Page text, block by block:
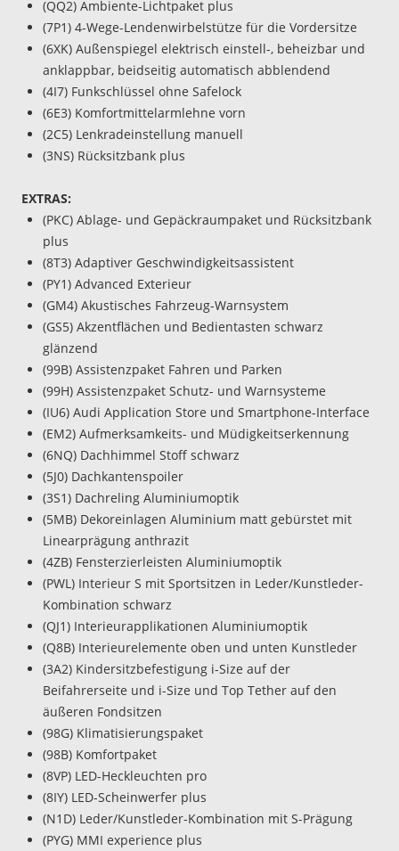
(QQ2) Ambiente-Lichtpaket plus
(7P1) 4-Wege-Lendenwirbelstütze für die Vordersitze
(6XK) Außenspiegel elektrisch einstell-, beheizbar und
anklappbar, beidseitig automatisch abblendend
(4I7) Funkschlüssel ohne Safelock
(6E3) Komfortmittelarmlehne vorn
(2C5) Lenkradeinstellung manuell
(3NS) Rücksitzbank plus
EXTRAS:
(PKC) Ablage- und Gepäckraumpaket und Rücksitzbank
plus
(8T3) Adaptiver Geschwindigkeitsassistent
(PY1) Advanced Exterieur
(GM4) Akustisches Fahrzeug-Warnsystem
(GS5) Akzentflächen und Bedientasten schwarz
glänzend
(99B) Assistenzpaket Fahren und Parken
(99H) Assistenzpaket Schutz- und Warnsysteme
(IU6) Audi Application Store und Smartphone-Interface
(EM2) Aufmerksamkeits- und Müdigkeitserkennung
(6NQ) Dachhimmel Stoff schwarz
(5J0) Dachkantenspoiler
(3S1) Dachreling Aluminiumoptik
(5MB) Dekoreinlagen Aluminium matt gebürstet mit
Linearprägung anthrazit
(4ZB) Fensterzierleisten Aluminiumoptik
(PWL) Interieur S mit Sportsitzen in Leder/Kunstleder-
Kombination schwarz
(QJ1) Interieurapplikationen Aluminiumoptik
(Q8B) Interieurelemente oben und unten Kunstleder
(3A2) Kindersitzbefestigung i-Size auf der
Beifahrerseite und i-Size und Top Tether auf den
äußeren Fondsitzen
(98G) Klimatisierungspaket
(98B) Komfortpaket
(8VP) LED-Heckleuchten pro
(8IY) LED-Scheinwerfer plus
(N1D) Leder/Kunstleder-Kombination mit S-Prägung
(PYG) MMI experience plus